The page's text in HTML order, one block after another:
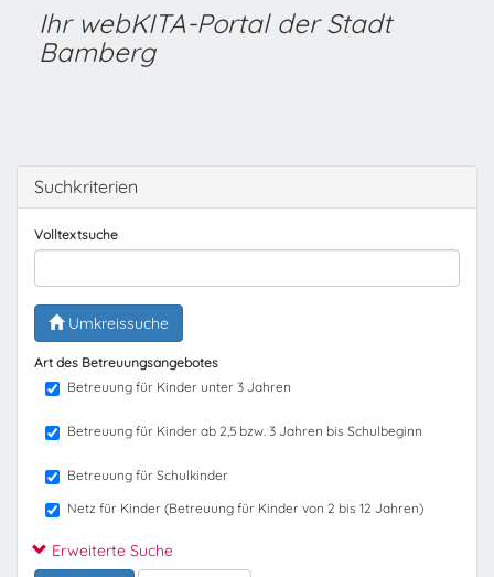
Ihr webKITA-Portal der Stadt
Bamberg
Suchkriterien
Volltextsuche
Umkreissuche
Art des Betreuungsangebotes
Betreuung für Kinder unter 3 Jahren
Betreuung für Kinder ab 2,5 bzw. 3 Jahren bis Schulbeginn
Betreuung für Schulkinder
Netz für Kinder (Betreuung für Kinder von 2 bis 12 Jahren)
Erweiterte Suche